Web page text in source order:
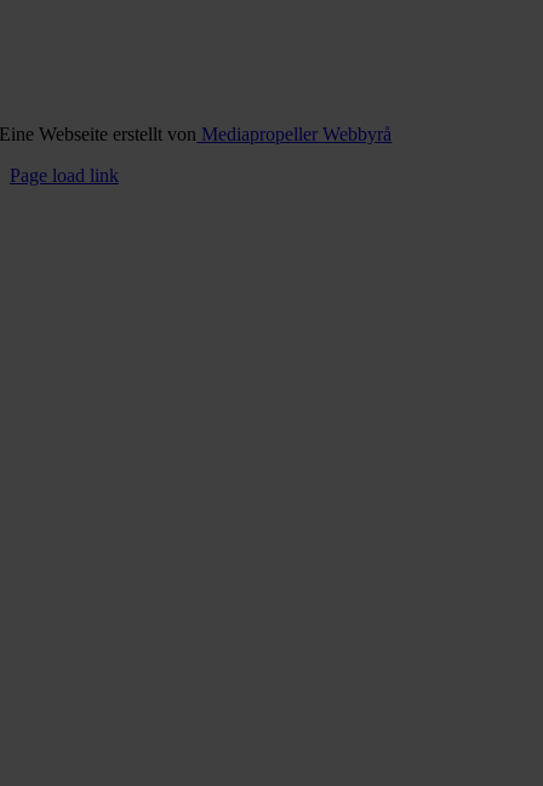
Eine Webseite erstellt von Mediapropeller Webbyrå
Page load link